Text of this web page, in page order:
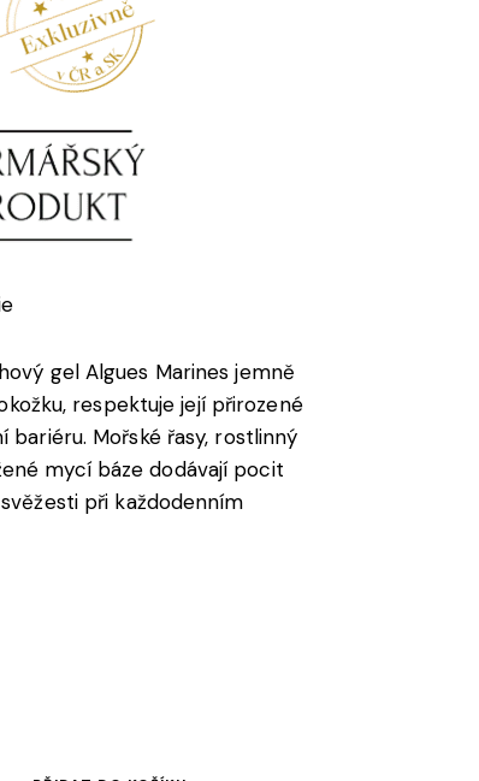
gel Algues Marines jemně
respektuje její přirozené
bariéru. Mořské řasy, rostlinný
mycí báze dodávají pocit
při každodenním